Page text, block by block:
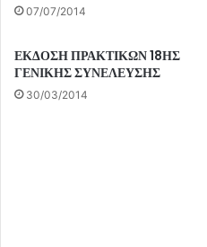
07/07/2014
ΕΚΔΟΣΗ ΠΡΑΚΤΙΚΩΝ 18ΗΣ
ΓΕΝΙΚΗΣ ΣΥΝΕΛΕΥΣΗΣ
30/03/2014